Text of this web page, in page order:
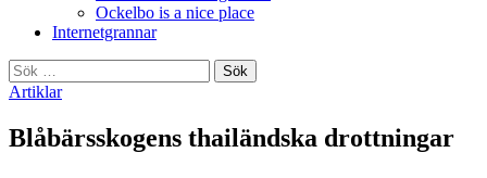
Ockelbo is a nice place
Internetgrannar
Sök
efter:
Artiklar
Blåbärsskogens thailändska drottningar